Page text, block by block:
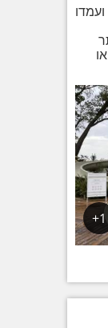
1+